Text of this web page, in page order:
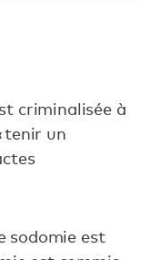
criminalisée à
tenir un
sodomie est